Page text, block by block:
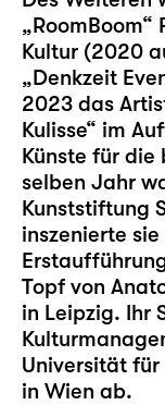
Kultur (2020
„Denkzeit
2023 das
Kulisse“ im
Künste für die
selben Jahr
Kunststiftung
inszenierte
Topf von
in Leipzig. Ihr
Universität für
in Wien ab.